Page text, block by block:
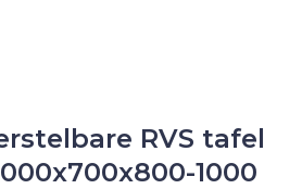
RVS tafel
1000